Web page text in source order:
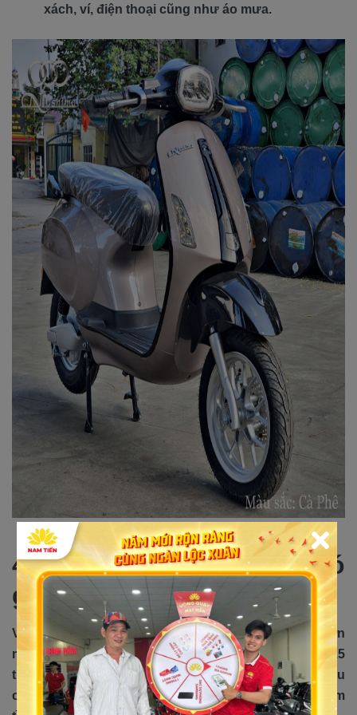
xách, ví, điện thoại cũng như áo mưa.
4. Xe điện Victoria V88 có
giá thành hợp lý
Vì là bản mới trong năm nên giá thành có nhỉnh hơn
mẫu cũ. Tuy nhiên, về mặt chất lượng và chỉ với 15
triệu đồng tại
Xe Điện Nam Tiến bạn đã có thể sở hữu
chiếc xe hiện đại có kiểu dáng nổi bật, chiếm trọn cảm